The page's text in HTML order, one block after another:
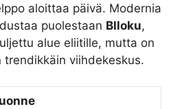
aloittaa päivä. Modernia
puolestaan Blloku,
alue eliitille, mutta on
trendikkäin viihdekeskus.